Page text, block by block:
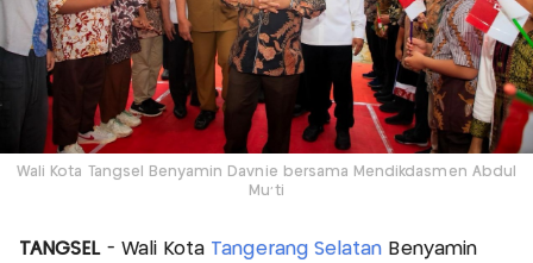
Wali Kota Tangsel Benyamin Davnie bersama Mendikdasmen Abdul
Mu'ti
TANGSEL- Wali Kota Tangerang Selatan Benyamin